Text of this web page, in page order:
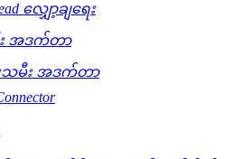
လျှော့ချရေး
အဒက်တာ
သမီး အဒက်တာ